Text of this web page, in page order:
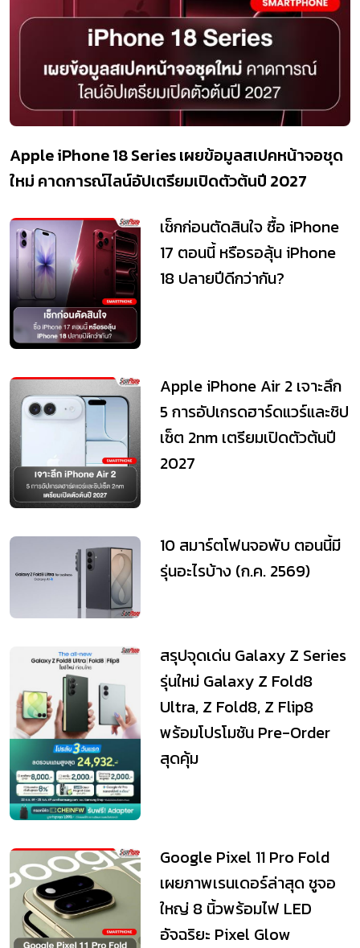
Apple iPhone 18 Series เผยข้อมูลสเปคหน้าจอชุด
ใหม่ คาดการณ์ไลน์อัปเตรียมเปิดตัวต้นปี 2027
เช็กก่อนตัดสินใจ ซื้อ iPhone
17 ตอนนี้ หรือรอลุ้น iPhone
18 ปลายปีดีกว่ากัน?
Apple iPhone Air 2 เจาะลึก
5 การอัปเกรดฮาร์ดแวร์และชิป
เซ็ต 2nm เตรียมเปิดตัวต้นปี
2027
10 สมาร์ตโฟนจอพับ ตอนนี้มี
รุ่นอะไรบ้าง (ก.ค. 2569)
สรุปจุดเด่น Galaxy Z Series
รุ่นใหม่ Galaxy Z Fold8
Ultra, Z Fold8, Z Flip8
พร้อมโปรโมชัน Pre-Order
สุดคุ้ม
Google Pixel 11 Pro Fold
เผยภาพเรนเดอร์ล่าสุด ชูจอ
ใหญ่ 8 นิ้วพร้อมไฟ LED
อัจฉริยะ Pixel Glow